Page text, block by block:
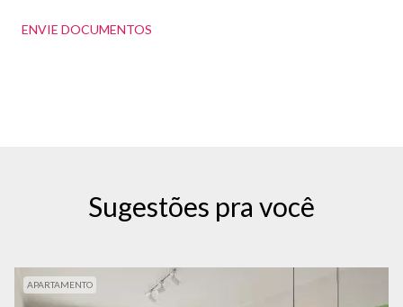
ENVIE DOCUMENTOS
Sugestões pra você
APARTAMENTO